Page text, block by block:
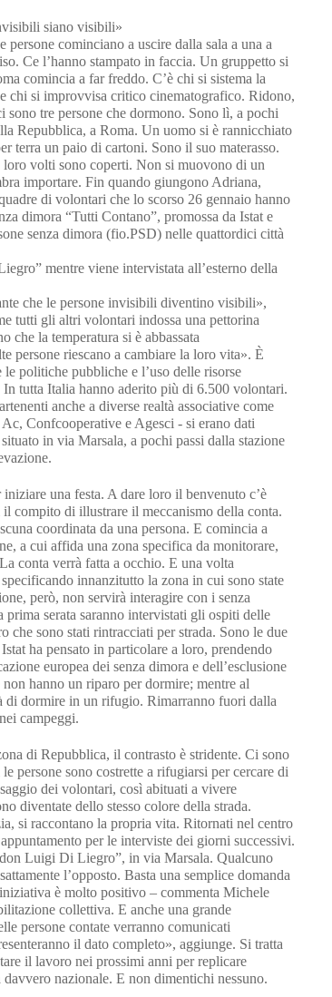
siano visibili»
cominciano a uscire dalla sala a una a
Ce l’hanno stampato in faccia. Un gruppetto si
comincia a far freddo. C’è chi si sistema la
chi si improvvisa critico cinematografico. Ridono,
sono tre persone che dormono. Sono lì, a pochi
Repubblica, a Roma. Un uomo si è rannicchiato
terra un paio di cartoni. Sono il suo materasso.
volti sono coperti. Non si muovono di un
importare. Fin quando giungono Adriana,
di volontari che lo scorso 26 gennaio hanno
dimora “Tutti Contano”, promossa da Istat e
senza dimora (fio.PSD) nelle quattordici città
mentre viene intervistata all’esterno della
che le persone invisibili diventino visibili»,
tutti gli altri volontari indossa una pettorina
che la temperatura si è abbassata
persone riescano a cambiare la loro vita». È
politiche pubbliche e l’uso delle risorse
In tutta Italia hanno aderito più di 6.500 volontari.
anche a diverse realtà associative come
Confcooperative e Agesci - si erano dati
in via Marsala, a pochi passi dalla stazione
una festa. A dare loro il benvenuto c’è
compito di illustrare il meccanismo della conta.
coordinata da una persona. E comincia a
a cui affida una zona specifica da monitorare,
conta verrà fatta a occhio. E una volta
innanzitutto la zona in cui sono state
però, non servirà interagire con i senza
serata saranno intervistati gli ospiti delle
che sono stati rintracciati per strada. Sono le due
ha pensato in particolare a loro, prendendo
europea dei senza dimora e dell’esclusione
hanno un riparo per dormire; mentre al
di dormire in un rifugio. Rimarranno fuori dalla
campeggi.
di Repubblica, il contrasto è stridente. Ci sono
persone sono costrette a rifugiarsi per cercare di
dei volontari, così abituati a vivere
diventate dello stesso colore della strada.
si raccontano la propria vita. Ritornati nel centro
per le interviste dei giorni successivi.
Luigi Di Liegro”, in via Marsala. Qualcuno
l’opposto. Basta una semplice domanda
è molto positivo – commenta Michele
collettiva. E anche una grande
persone contate verranno comunicati
il dato completo», aggiunge. Si tratta
il lavoro nei prossimi anni per replicare
nazionale. E non dimentichi nessuno.